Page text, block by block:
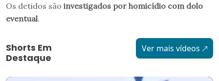
Os detidos são investigados por homicídio com dolo
eventual.
Shorts Em
Destaque
Ver mais vídeos